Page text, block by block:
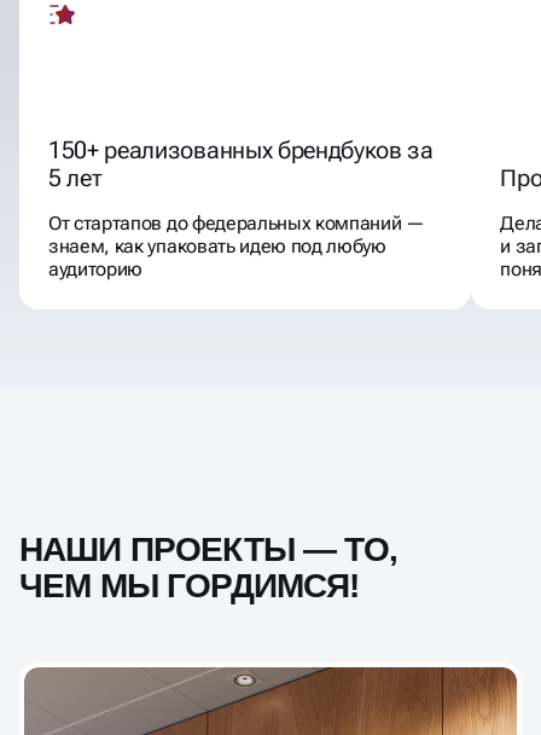
150+ реализованных брендбуков за
5 лет
От стартапов до федеральных компаний —
знаем, как упаковать идею под любую
аудиторию
и
НАШИ ПРОЕКТЫ — ТО,
ЧЕМ МЫ ГОРДИМСЯ!